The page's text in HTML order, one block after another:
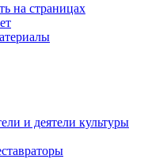
на страницах
и деятели культуры